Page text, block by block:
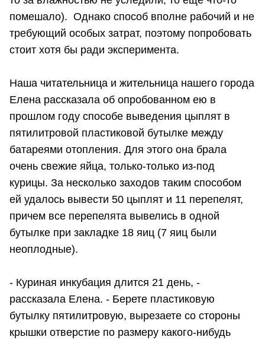
помешало). Однако способ вполне рабочий и не
требующий особых затрат, поэтому попробовать
стоит хотя бы ради эксперимента.
Наша читательница и жительница нашего города
Елена рассказала об опробованном ею в
прошлом году способе выведения цыплят в
пятилитровой пластиковой бутылке между
батареями отопления. Для этого она брала
очень свежие яйца, только-только из-под
курицы. За несколько заходов таким способом
ей удалось вывести 50 цыплят и 11 перепелят,
причем все перепелята вывелись в одной
бутылке при закладке 18 яиц (7 яиц были
неоплодные).
- Куриная инкубация длится 21 день, -
рассказала Елена. - Берете пластиковую
бутылку пятилитровую, вырезаете со стороны
крышки отверстие по размеру какого-нибудь